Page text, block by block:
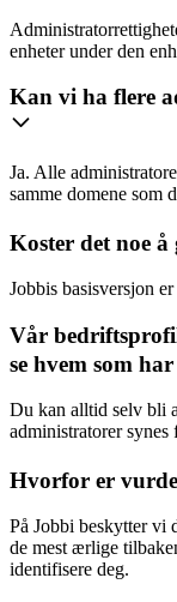
enheter under den
Kan vi ha flere
Ja. Alle
samme domene som
Koster det noe
Jobbis basisversjon
Vår
se hvem som
Du kan alltid selv bli
administratorer
Hvorfor er
På Jobbi beskytter vi
de mest ærlige
identifisere deg.